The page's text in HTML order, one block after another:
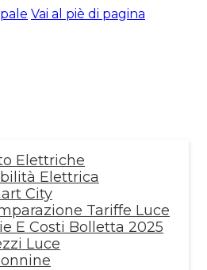
Vai al piè di pagina
Elettriche
Elettrica
City
Tariffe Luce
E Costi Bolletta 2025
Luce